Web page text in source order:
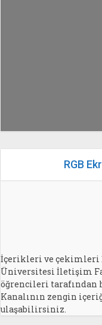
RGB
İçerikleri ve çekimleri
Üniversitesi İletişim
öğrencileri tarafından
Kanalının zengin
ulaşabilirsiniz.